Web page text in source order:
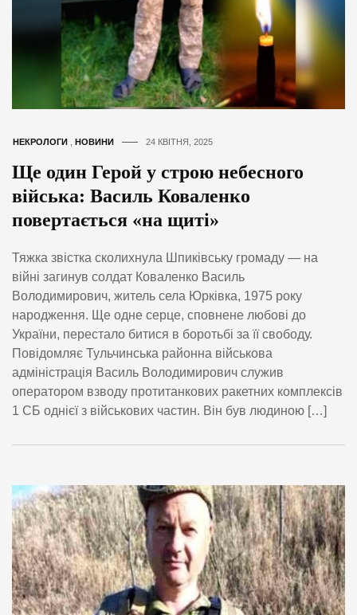
НЕКРОЛОГИ НОВИНИ 24 КВІТНЯ, 2025
Ще один Герой у строю небесного
війська: Василь Коваленко
повертається «на щиті»
Тяжка звістка сколихнула Шпиківську громаду — на
війні загинув солдат Коваленко Василь
Володимирович, житель села Юрківка, 1975 року
народження. Ще одне серце, сповнене любові до
України, перестало битися в боротьбі за її свободу.
Повідомляє Тульчинська районна військова
адміністрація Василь Володимирович служив
оператором взводу протитанкових ракетних комплексів
1 СБ однієї з військових частин. Він був людиною […]